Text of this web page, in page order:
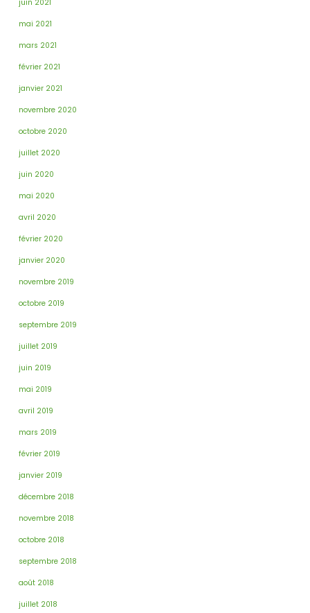
juin 2021
mai 2021
mars 2021
février 2021
janvier 2021
novembre 2020
octobre 2020
juillet 2020
juin 2020
mai 2020
avril 2020
février 2020
janvier 2020
novembre 2019
octobre 2019
septembre 2019
juillet 2019
juin 2019
mai 2019
avril 2019
mars 2019
février 2019
janvier 2019
décembre 2018
novembre 2018
octobre 2018
septembre 2018
août 2018
juillet 2018